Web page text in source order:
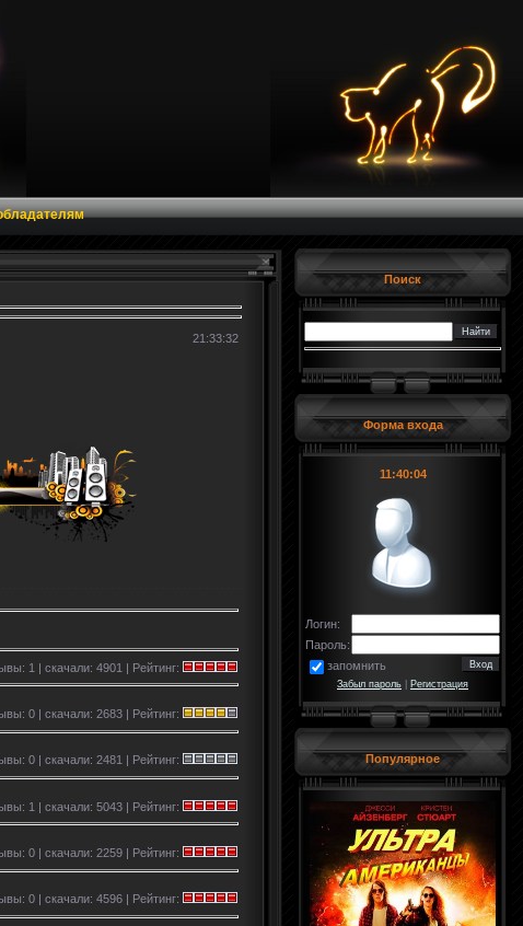
21:33:32
1 | скачали: 4901 | Рейтинг:
0 | скачали: 2683 | Рейтинг:
0 | скачали: 2481 | Рейтинг:
1 | скачали: 5043 | Рейтинг:
0 | скачали: 2259 | Рейтинг:
0 | скачали: 4596 | Рейтинг:
Поиск
Форма входа
11:40:05
Логин:
Пароль:
запомнить
Забыл пароль Регистрация
Популярное